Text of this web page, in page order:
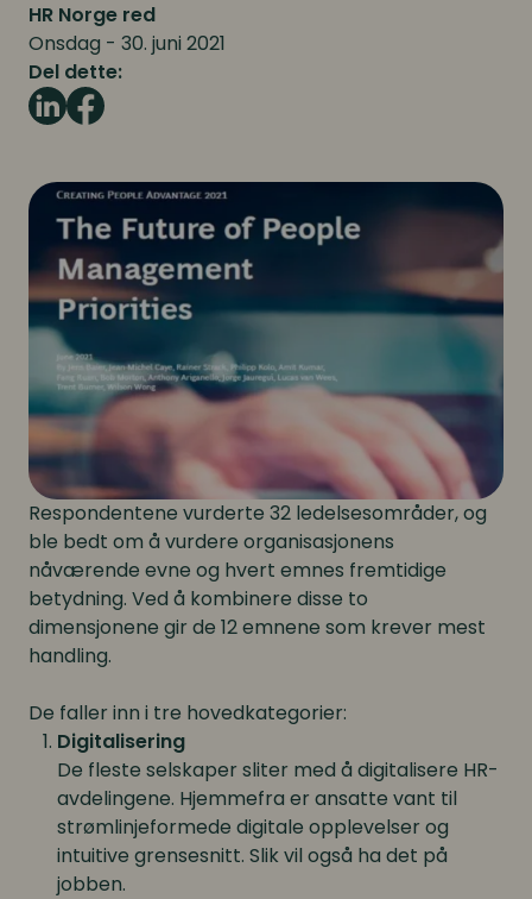
HR Norge red
Onsdag - 30. juni 2021
Del dette:
Respondentene vurderte 32 ledelsesområder, og
ble bedt om å vurdere organisasjonens
nåværende evne og hvert emnes fremtidige
betydning. Ved å kombinere disse to
dimensjonene gir de 12 emnene som krever mest
handling.
De faller inn i tre hovedkategorier:
Digitalisering
De fleste selskaper sliter med å digitalisere HR-
avdelingene. Hjemmefra er ansatte vant til
strømlinjeformede digitale opplevelser og
intuitive grensesnitt. Slik vil også ha det på
jobben.